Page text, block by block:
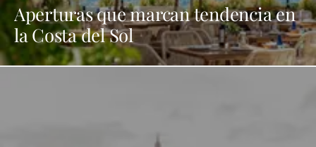
Aperturas que marcan tendencia en
la Costa del Sol